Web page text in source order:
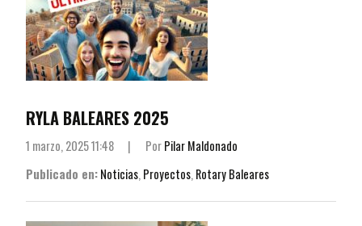
RYLA BALEARES 2025
1 marzo, 2025 11:48 | PorPilar Maldonado
Publicado en:Noticias, Proyectos, Rotary Baleares